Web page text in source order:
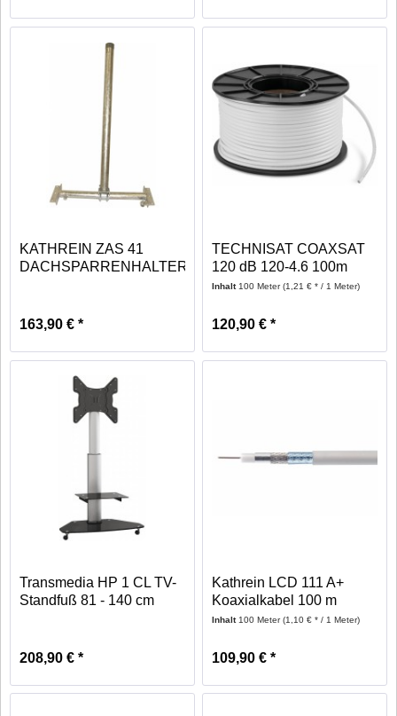
KATHREIN ZAS 41
DACHSPARRENHALTER
163,90 € *
TECHNISAT COAXSAT
120 dB 120-4.6 100m
COAXIAL...
Inhalt 100 Meter(1,21 € * / 1 Meter)
120,90 € *
Transmedia HP 1 CL TV-
Standfuß 81 - 140 cm
208,90 € *
Kathrein LCD 111 A+
Koaxialkabel 100 m
Inhalt 100 Meter(1,10 € * / 1 Meter)
109,90 € *